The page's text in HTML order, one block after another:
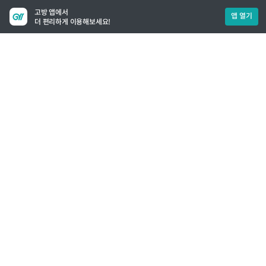
고방 앱에서
더 편리하게 이용해보세요!
앱 열기